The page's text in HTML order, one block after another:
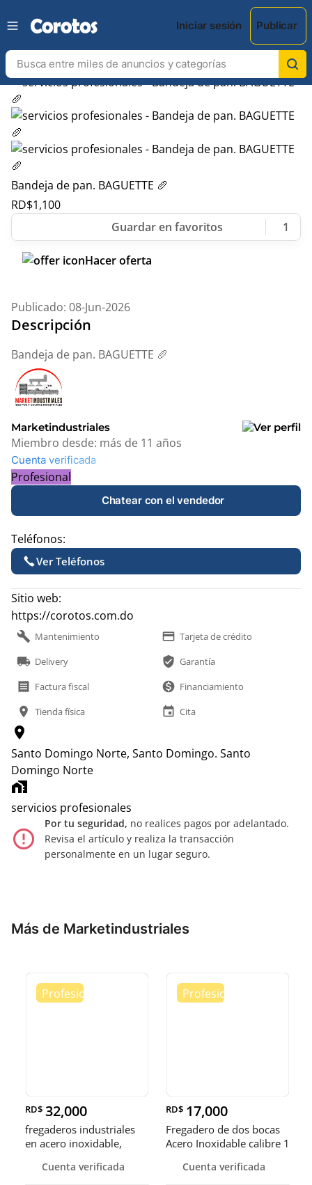
Iniciar sesión Publicar
Bandeja de pan. BAGUETTE 🥖
RD$1,100
1
Hacer oferta
Publicado: 08-Jun-2026
Descripción
Bandeja de pan. BAGUETTE 🥖
Marketindustriales
Miembro desde: más de 11 años
Cuenta verificada
Profesional
Chatear con el vendedor
Teléfonos:
Ver Teléfonos
Sitio web:
https://corotos.com.do
build Mantenimiento payment Tarjeta de crédito
local_shipping Delivery verified_user Garantía
receipt Factura fiscal monetization_on Financiamiento
location_on Tienda física event Cita
location_on
Santo Domingo Norte, Santo Domingo. Santo
Domingo Norte
home_work
servicios profesionales
error_outline
Por tu seguridad, no realices pagos por adelantado.
Revisa el artículo y realiza la transacción
personalmente en un lugar seguro.
Más de Marketindustriales
RD$ 32,000
fregaderos industriales
en acero inoxidable,
Cuenta verificada
RD$ 17,000
Fregadero de dos bocas
Acero Inoxidable calibre 1
Cuenta verificada